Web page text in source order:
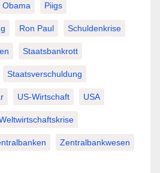
Obama Piigs
Ron Paul Schuldenkrise
Staatsbankrott
Staatsverschuldung
US-Wirtschaft USA
Zentralbankwesen